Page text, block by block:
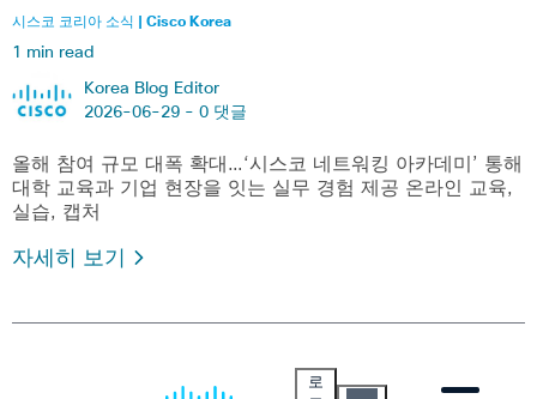
시스코 코리아 소식 | Cisco Korea
1 min read
Korea Blog Editor
2026-06-29 - 0 댓글
올해 참여 규모 대폭 확대…‘시스코 네트워킹 아카데미’ 통해
대학 교육과 기업 현장을 잇는 실무 경험 제공 온라인 교육,
실습, 캡처
자세히 보기